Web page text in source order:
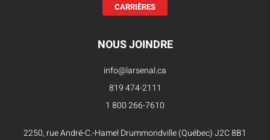
CARRIÈRES
NOUS JOINDRE
info@larsenal.ca
819 474-2111
1 800 266-7610
2250, rue André-C.-Hamel Drummondville (Québec) J2C 8B1